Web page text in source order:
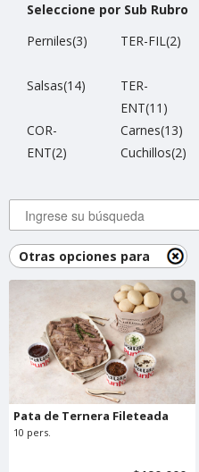
Seleccione por Sub Rubro
Perniles(3)
TER-FIL(2)
Salsas(14)
TER-
ENT(11)
COR-
ENT(2)
Carnes(13)
Cuchillos(2)
Otras opciones para
compartir
Pata de Ternera Fileteada
10 pers.